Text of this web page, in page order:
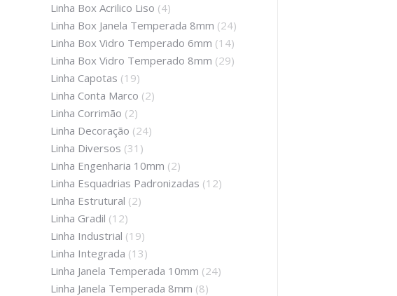
Linha Box Acrilico Liso (4)
Linha Box Janela Temperada 8mm (24)
Linha Box Vidro Temperado 6mm (14)
Linha Box Vidro Temperado 8mm (29)
Linha Capotas (19)
Linha Conta Marco (2)
Linha Corrimão (2)
Linha Decoração (24)
Linha Diversos (31)
Linha Engenharia 10mm (2)
Linha Esquadrias Padronizadas (12)
Linha Estrutural (2)
Linha Gradil (12)
Linha Industrial (19)
Linha Integrada (13)
Linha Janela Temperada 10mm (24)
Linha Janela Temperada 8mm (8)